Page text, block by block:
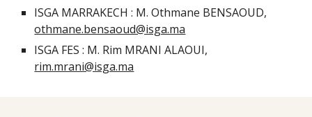
othmane.bensaoud@isga.ma
rim.mrani@isga.ma